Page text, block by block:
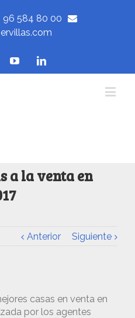
96 584 80 00
a la venta en
Anterior Siguiente
casas en venta en
por los agentes